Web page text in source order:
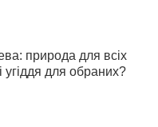
природа для всіх
угіддя для обраних?